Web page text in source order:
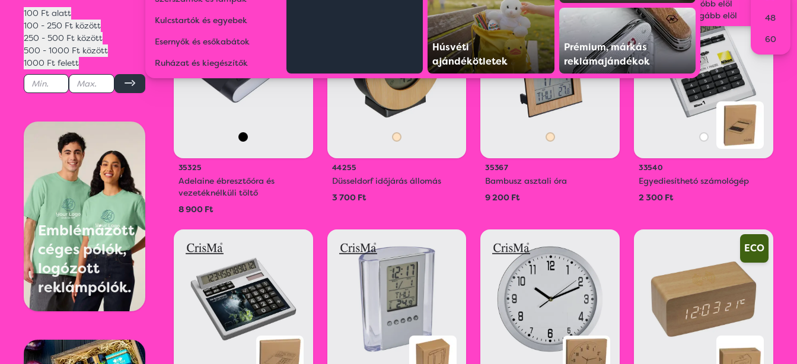
Kulcstartók és egyebek
Esernyők és esőkabátok
Ruházat és kiegészítők
Húsvéti
ajándékötletek
Prémium, márkás
reklámajándékok
100 Ft alatt
100 - 250 Ft között
250 - 500 Ft között
500 - 1000 Ft között
1000 Ft felett
Emblémázott
céges pólók,
logózott
reklámpólók.
Legolcsóbb elöl
Legdrágább elöl
48
60
35325
Adelaine ébresztőóra és
vezetéknélküli töltő
8 900 Ft
ÚJ
ECO
44255
Düsseldorf időjárás állomás
3 700 Ft
ECO
35367
Bambusz asztali óra
9 200 Ft
33540
Egyediesíthetó számológép
2 300 Ft
ECO